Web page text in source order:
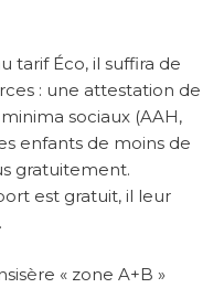
tarif Éco, il suffira de
: une attestation de
sociaux (AAH,
enfants de moins de
gratuitement.
est gratuit, il leur
« zone A+B »